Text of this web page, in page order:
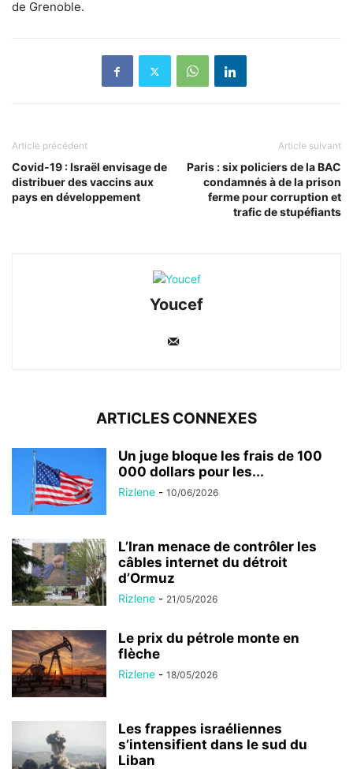
de Grenoble.
Article précédent
Covid-19 : Israël envisage de
distribuer des vaccins aux
pays en développement
Article suivant
Paris : six policiers de la BAC
condamnés à de la prison
ferme pour corruption et
trafic de stupéfiants
Youcef
ARTICLES CONNEXES
Un juge bloque les frais de 100
000 dollars pour les...
Rizlene - 10/06/2026
L’Iran menace de contrôler les
câbles internet du détroit
d’Ormuz
Rizlene - 21/05/2026
Le prix du pétrole monte en
flèche
Rizlene - 18/05/2026
Les frappes israéliennes
s’intensifient dans le sud du
Liban